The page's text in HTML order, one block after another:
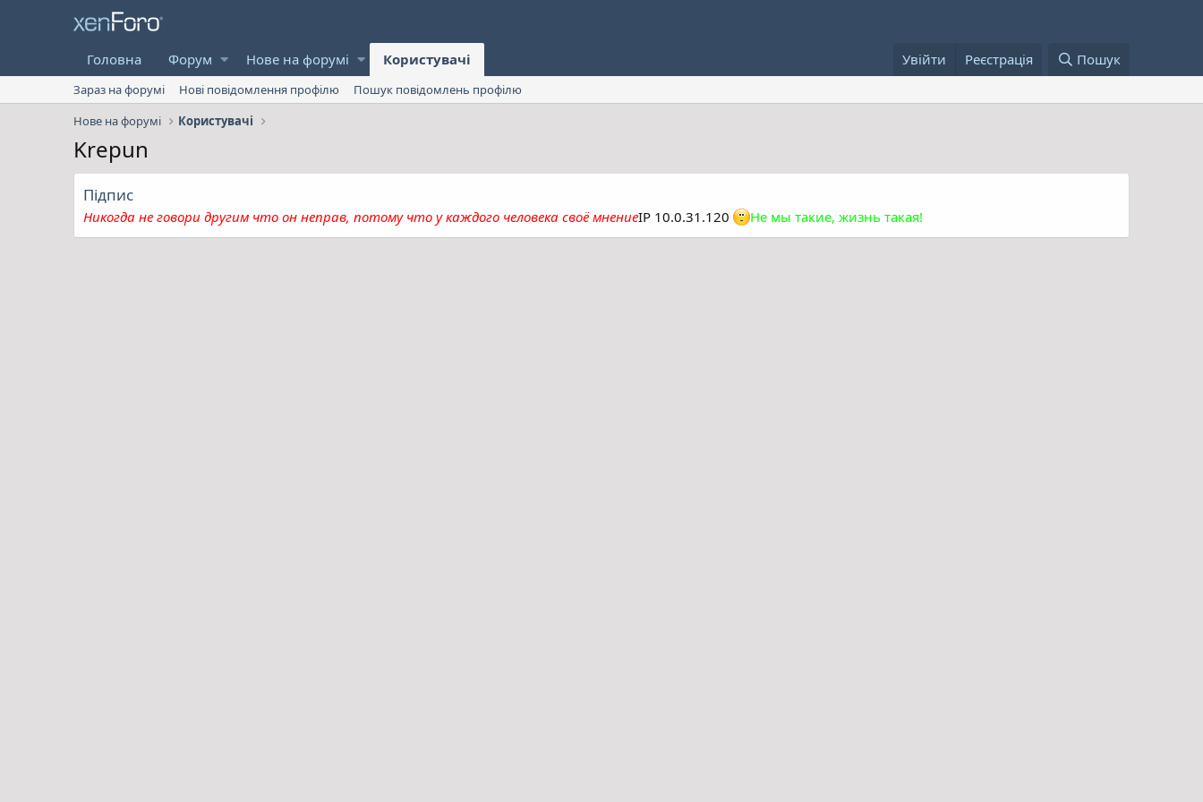
Головна Форум Нове на форумі Користувачі Увійти Реєстрація Пошук
Зараз на форумі Нові повідомлення профілю
Пошук повідомлень профілю
Нове на форумі
Користувачі
Krepun
Підпис
Никогда не говори другим что он неправ, потому что у каждого человека своё мнениеIP 10.0.31.120 Не мы такие, жизнь такая!